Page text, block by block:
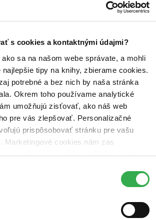
s cookies a kontaktnými údajmi?
sa na našom webe správate, a mohli
tipy na knihy, zbierame cookies.
potrebné a bez nich by naša stránka
Okrem toho používame analytické
umožňujú zisťovať, ako náš web
pre vás zlepšovať. Personalizačné
prispôsobovať stránku pre vašu
Marketingové cookies nám zas
relevantnej reklamy. Niektoré údaje
všetky tieto cookies. Ďakujeme!